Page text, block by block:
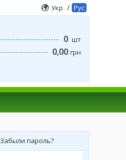
Укр / Рус
0 шт
0,00 грн
Забыли пароль?